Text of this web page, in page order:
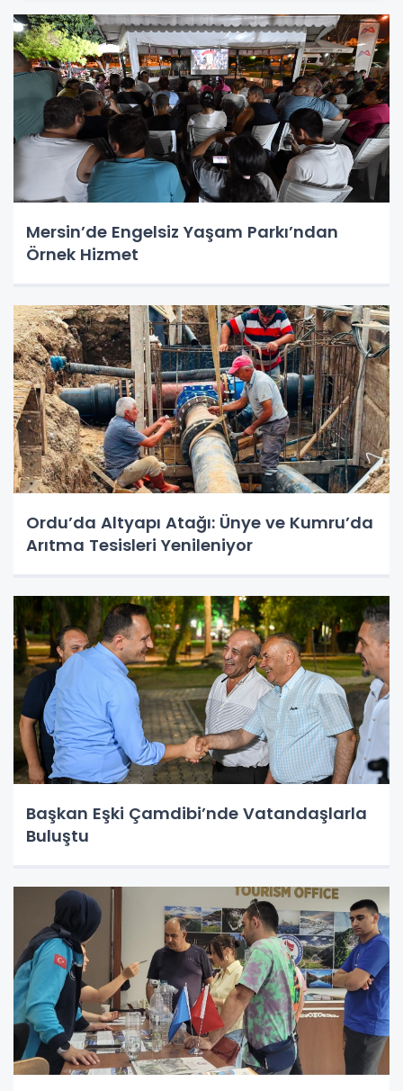
Mersin’de Engelsiz Yaşam Parkı’ndan
Örnek Hizmet
Ordu’da Altyapı Atağı: Ünye ve Kumru’da
Arıtma Tesisleri Yenileniyor
Başkan Eşki Çamdibi’nde Vatandaşlarla
Buluştu